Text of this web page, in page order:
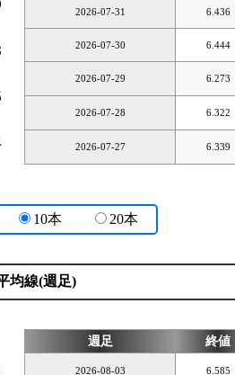
2026-07-31 6.436
2026-07-30 6.444
2026-07-29 6.273
2026-07-28 6.322
2026-07-27 6.339
10本 20本
均線(週足)
週足 終値
2026-08-03 6.585